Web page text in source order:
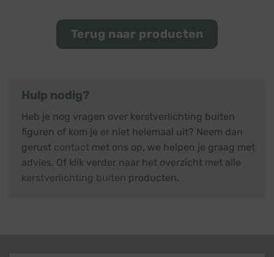
Terug naar producten
Hulp nodig?
Heb je nog vragen over kerstverlichting buiten
figuren of kom je er niet helemaal uit? Neem dan
gerust contact met ons op, we helpen je graag met
advies. Of klik verder naar het overzicht met alle
kerstverlichting buiten producten.